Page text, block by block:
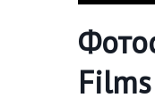
Films